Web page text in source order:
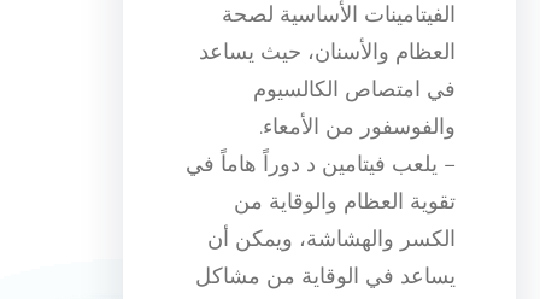
الفيتامينات الأساسية لصحة
العظام والأسنان، حيث يساعد
في امتصاص الكالسيوم
والفوسفور من الأمعاء.
– يلعب فيتامين د دوراً هاماً في
تقوية العظام والوقاية من
الكسر والهشاشة، ويمكن أن
يساعد في الوقاية من مشاكل